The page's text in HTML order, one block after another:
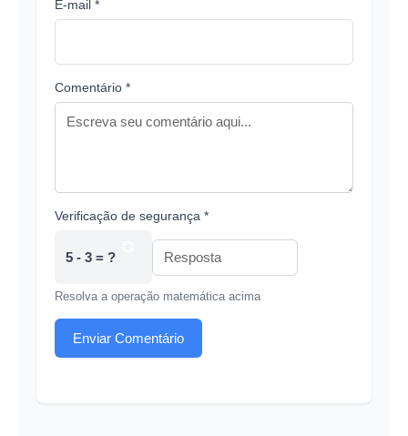
E-mail *
Comentário *
Verificação de segurança *
5 - 3 = ?
Resolva a operação matemática acima
Enviar Comentário